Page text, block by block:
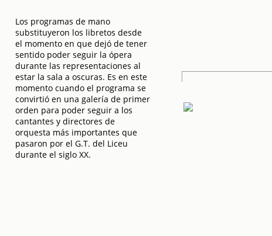
Los programas de mano
substituyeron los libretos desde
el momento en que dejó de tener
sentido poder seguir la ópera
durante las representaciones al
estar la sala a oscuras. Es en este
momento cuando el programa se
convirtió en una galería de primer
orden para poder seguir a los
cantantes y directores de
orquesta más importantes que
pasaron por el G.T. del Liceu
durante el siglo XX.